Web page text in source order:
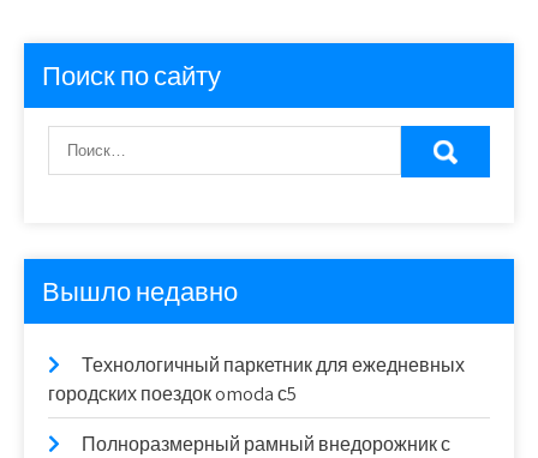
Поиск по сайту
Вышло недавно
Технологичный паркетник для ежедневных
городских поездок omoda с5
Полноразмерный рамный внедорожник с